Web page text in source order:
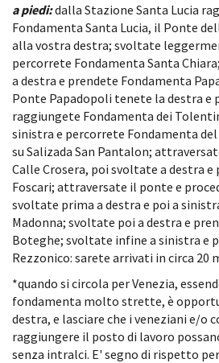
a piedi:dalla Stazione Santa Lucia
Fondamenta Santa Lucia, il Ponte
alla vostra destra; svoltate
percorrete Fondamenta Santa
a destra e prendete Fondamenta
Ponte Papadopoli tenete la destra e
raggiungete Fondamenta dei
sinistra e percorrete Fondamenta
su Salizada San Pantalon;
Calle Crosera, poi svoltate a destra e
Foscari; attraversate il ponte e
svoltate prima a destra e poi a
Madonna; svoltate poi a destra e
Boteghe; svoltate infine a sinistra e
Rezzonico: sarete arrivati in circa 20
*quando si circola per Venezia,
fondamenta molto strette, è
destra, e lasciare che i veneziani e/o
raggiungere il posto di lavoro
senza intralci. E' segno di rispetto